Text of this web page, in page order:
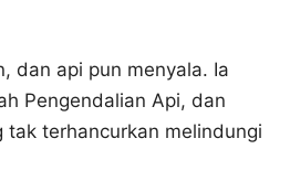
dan api pun menyala. Ia
Pengendalian Api, dan
tak terhancurkan melindungi